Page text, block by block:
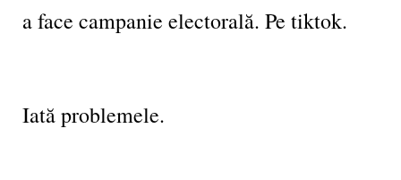
a face campanie electorală. Pe tiktok.
Iată problemele.